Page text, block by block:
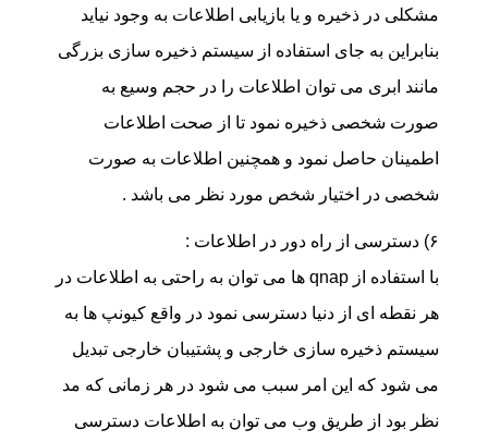
مشکلی در ذخیره و یا بازیابی اطلاعات به وجود نیاید
بنابراین به جای استفاده از سیستم ذخیره سازی بزرگی
مانند ابری می توان اطلاعات را در حجم وسیع به
صورت شخصی ذخیره نمود تا از صحت اطلاعات
اطمینان حاصل نمود و همچنین اطلاعات به صورت
شخصی در اختیار شخص مورد نظر می باشد .
۶) دسترسی از راه دور در اطلاعات :
با استفاده از qnap ها می توان به راحتی به اطلاعات در
هر نقطه ای از دنیا دسترسی نمود در واقع کیونپ ها به
سیستم ذخیره سازی خارجی و پشتیبان خارجی تبدیل
می شود که این امر سبب می شود در هر زمانی که مد
نظر بود از طریق وب می توان به اطلاعات دسترسی